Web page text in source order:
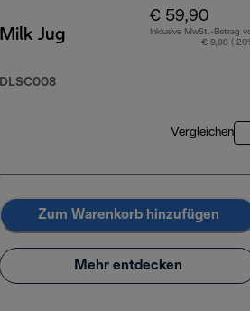
Milk Jug
DLSC008
€ 59,90
Inklusive MwSt.-Betrag
€ 9,98 (
Vergleichen
Zum Warenkorb hinzufügen
Mehr entdecken